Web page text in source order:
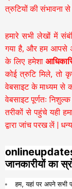
त्रुटियों की संभावना
हमारे सभी लेखों में
गया है, और हम आपसे
के लिए हमेशा
कोई त्रुटि मिले, तो
वेबसाइट के माध्यम से
वेबसाइट पूर्णतः
तरीकों से पहुंचे यही
द्वारा जांच परख लें |
जानकारीयों का
हम, यहां पर अपने सभी